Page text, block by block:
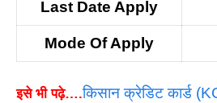
Last Date Apply
Mode Of Apply
इसे भी पढ़े….किसान क्रेडिट कार्ड